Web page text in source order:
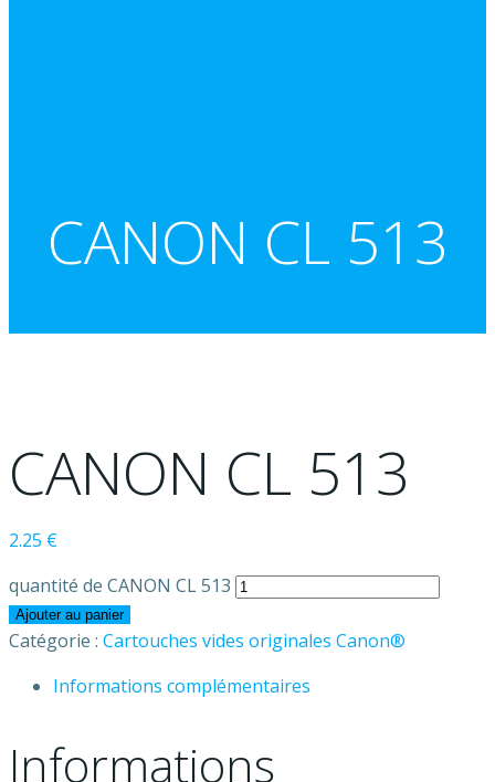
CANON CL 513
CANON CL 513
2.25 €
quantité de CANON CL 513
Ajouter au panier
Catégorie : Cartouches vides originales Canon®
Informations complémentaires
Informations